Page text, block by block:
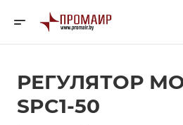
РЕГУЛЯТОР
SPC1-50